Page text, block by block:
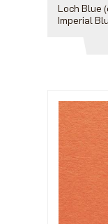
Loch Blue
Imperial